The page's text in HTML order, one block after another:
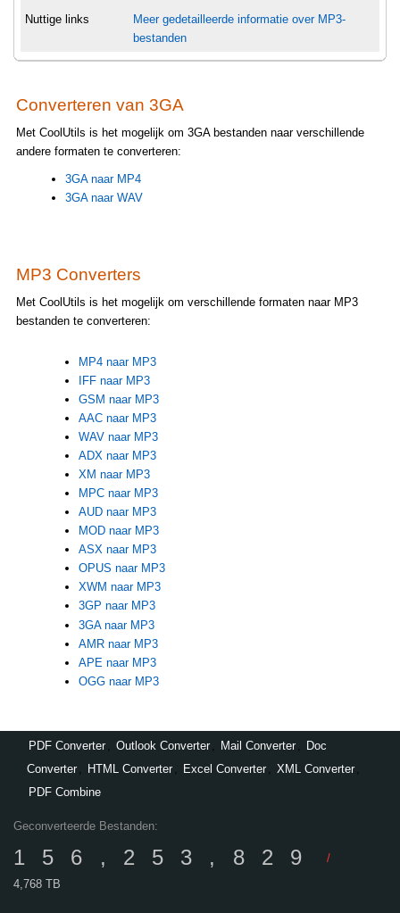
Nuttige links
Meer gedetailleerde informatie over MP3-
bestanden
Converteren van 3GA
Met CoolUtils is het mogelijk om 3GA bestanden naar verschillende
andere formaten te converteren:
3GA naar MP4
3GA naar WAV
MP3 Converters
Met CoolUtils is het mogelijk om verschillende formaten naar MP3
bestanden te converteren:
MP4 naar MP3
IFF naar MP3
GSM naar MP3
AAC naar MP3
WAV naar MP3
ADX naar MP3
XM naar MP3
MPC naar MP3
AUD naar MP3
MOD naar MP3
ASX naar MP3
OPUS naar MP3
XWM naar MP3
3GP naar MP3
3GA naar MP3
AMR naar MP3
APE naar MP3
OGG naar MP3
PDF Converter Outlook Converter Mail Converter
Doc
Converter
HTML Converter Excel Converter XML Converter
PDF Combine
Geconverteerde Bestanden:
156,253,829
/
4,768 TB